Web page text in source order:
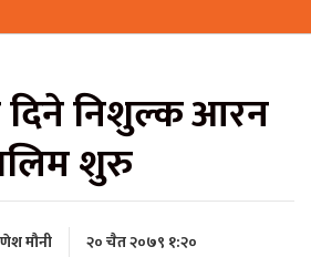
दिने निशुल्क आरन
शुरु
मौनी २० चैत २०७९ १:२०